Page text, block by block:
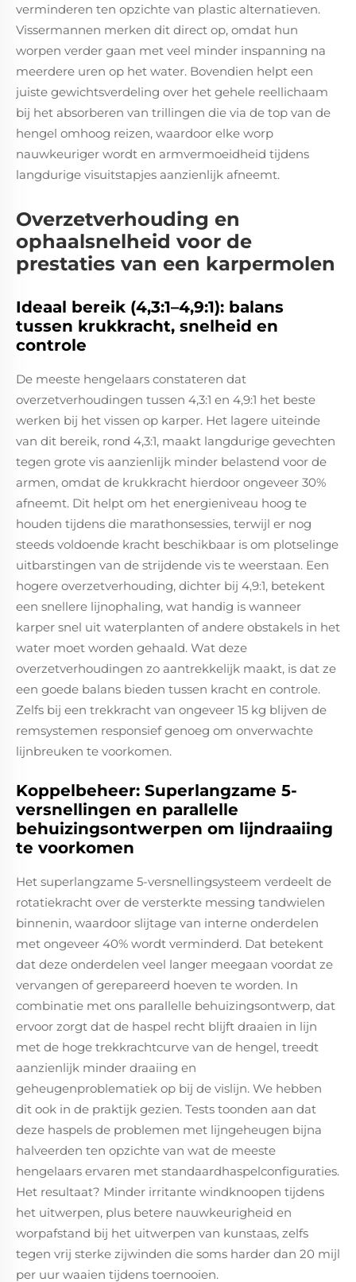
verminderen ten opzichte van plastic alternatieven.
Vissermannen merken dit direct op, omdat hun
worpen verder gaan met veel minder inspanning na
meerdere uren op het water. Bovendien helpt een
juiste gewichtsverdeling over het gehele reellichaam
bij het absorberen van trillingen die via de top van de
hengel omhoog reizen, waardoor elke worp
nauwkeuriger wordt en armvermoeidheid tijdens
langdurige visuitstapjes aanzienlijk afneemt.
Overzetverhouding en
ophaalsnelheid voor de
prestaties van een karpermolen
Ideaal bereik (4,3:1–4,9:1): balans
tussen krukkracht, snelheid en
controle
De meeste hengelaars constateren dat
overzetverhoudingen tussen 4,3:1 en 4,9:1 het beste
werken bij het vissen op karper. Het lagere uiteinde
van dit bereik, rond 4,3:1, maakt langdurige gevechten
tegen grote vis aanzienlijk minder belastend voor de
armen, omdat de krukkracht hierdoor ongeveer 30%
afneemt. Dit helpt om het energieniveau hoog te
houden tijdens die marathonsessies, terwijl er nog
steeds voldoende kracht beschikbaar is om plotselinge
uitbarstingen van de strijdende vis te weerstaan. Een
hogere overzetverhouding, dichter bij 4,9:1, betekent
een snellere lijnophaling, wat handig is wanneer
karper snel uit waterplanten of andere obstakels in het
water moet worden gehaald. Wat deze
overzetverhoudingen zo aantrekkelijk maakt, is dat ze
een goede balans bieden tussen kracht en controle.
Zelfs bij een trekkracht van ongeveer 15 kg blijven de
remsystemen responsief genoeg om onverwachte
lijnbreuken te voorkomen.
Koppelbeheer: Superlangzame 5-
versnellingen en parallelle
behuizingsontwerpen om lijndraaiing
te voorkomen
Het superlangzame 5-versnellingsysteem verdeelt de
rotatiekracht over de versterkte messing tandwielen
binnenin, waardoor slijtage van interne onderdelen
met ongeveer 40% wordt verminderd. Dat betekent
dat deze onderdelen veel langer meegaan voordat ze
vervangen of gerepareerd hoeven te worden. In
combinatie met ons parallelle behuizingsontwerp, dat
ervoor zorgt dat de haspel recht blijft draaien in lijn
met de hoge trekkrachtcurve van de hengel, treedt
aanzienlijk minder draaiing en
geheugenproblematiek op bij de vislijn. We hebben
dit ook in de praktijk gezien. Tests toonden aan dat
deze haspels de problemen met lijngeheugen bijna
halveerden ten opzichte van wat de meeste
hengelaars ervaren met standaardhaspelconfiguraties.
Het resultaat? Minder irritante windknoopen tijdens
het uitwerpen, plus betere nauwkeurigheid en
worpafstand bij het uitwerpen van kunstaas, zelfs
tegen vrij sterke zijwinden die soms harder dan 20 mijl
per uur waaien tijdens toernooien.